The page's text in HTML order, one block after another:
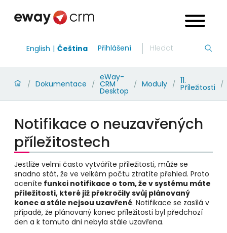
English Čeština Přihlášení
/ Dokumentace /
eWay-
CRM
Desktop
/ Moduly / 11.
Příležitosti /
Notifikace o neuzavřených
příležitostech
Jestliže velmi často vytváříte příležitosti, může se
snadno stát, že ve velkém počtu ztratíte přehled. Proto
oceníte funkci notifikace o tom, že v systému máte
příležitosti, které již překročily svůj plánovaný
konec a stále nejsou uzavřené. Notifikace se zasílá v
případě, že plánovaný konec příležitosti byl předchozí
den a k tomuto dni nebyla stále uzavřena.